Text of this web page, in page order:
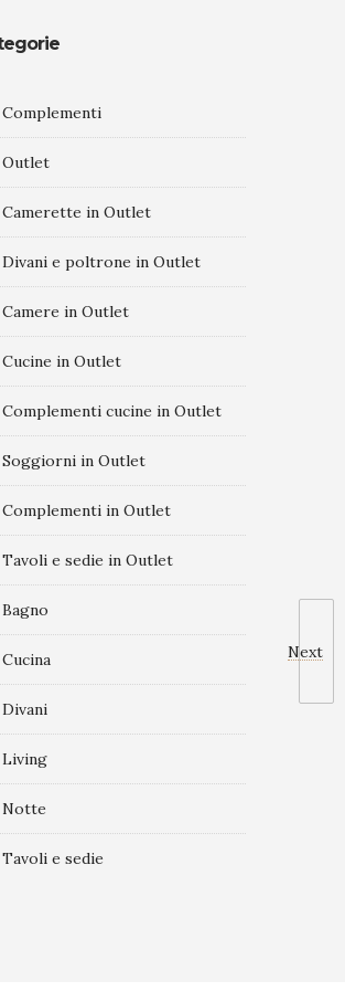
Next
Complementi
Outlet
Camerette in Outlet
Divani e poltrone in Outlet
Camere in Outlet
Cucine in Outlet
Complementi cucine in Outlet
Soggiorni in Outlet
Complementi in Outlet
Tavoli e sedie in Outlet
Bagno
Cucina
Divani
Living
Notte
Tavoli e sedie